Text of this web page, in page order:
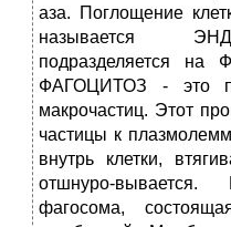
аза. Поглощение
называется
подразделяется
ФАГОЦИТОЗ - это
макрочастиц. Этот
частицы к
внутрь клетки,
отшнуро-
фагосома,